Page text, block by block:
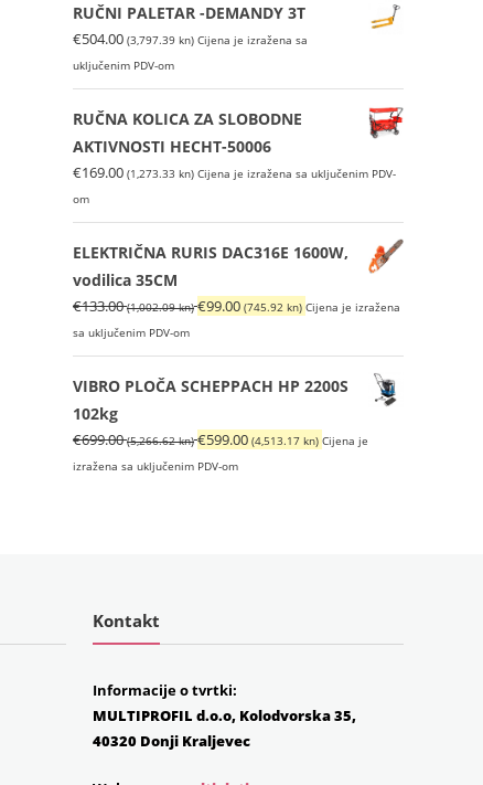
RUČNI PALETAR -DEMANDY 3T
€504.00 (3,797.39 kn) Cijena je izražena sa
uključenim PDV-om
RUČNA KOLICA ZA SLOBODNE
AKTIVNOSTI HECHT-50006
€169.00 (1,273.33 kn) Cijena je izražena sa uključenim PDV-
om
ELEKTRIČNA RURIS DAC316E 1600W,
vodilica 35CM
€133.00 (1,002.09 kn)Izvorna
bila
je:
(1,002.09
€99.00 (745.92 kn) Trenutna
je:
€99.00
kn).
Cijena je izražena
sa uključenim PDV-om
VIBRO PLOČA SCHEPPACH HP 2200S
102kg
€699.00 (5,266.62 kn)Izvorna
cijena
€599.00 (4,513.17 kn) Trenutna
Cijena je
izražena sa uključenim PDV-om
Kontakt
Informacije o tvrtki:
MULTIPROFIL d.o.o, Kolodvorska 35,
40320 Donji Kraljevec